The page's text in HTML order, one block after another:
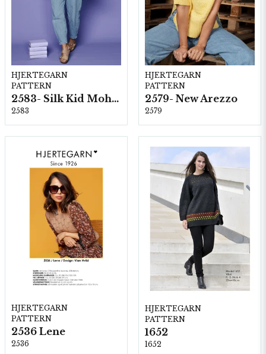
HJERTEGARN
PATTERN
2583- Silk Kid Mohair
2583
HJERTEGARN
PATTERN
2579- New Arezzo
2579
HJERTEGARN
PATTERN
2536 Lene
2536
HJERTEGARN
PATTERN
1652
1652